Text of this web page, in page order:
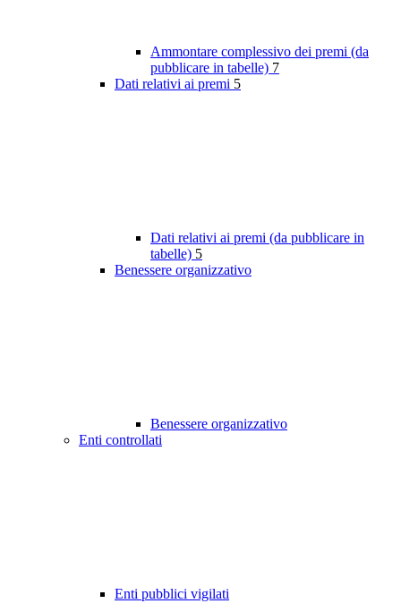
Ammontare complessivo dei premi (da
pubblicare in tabelle) 7
Dati relativi ai premi 5
Dati relativi ai premi (da pubblicare in
tabelle) 5
Benessere organizzativo
Benessere organizzativo
Enti controllati
Enti pubblici vigilati